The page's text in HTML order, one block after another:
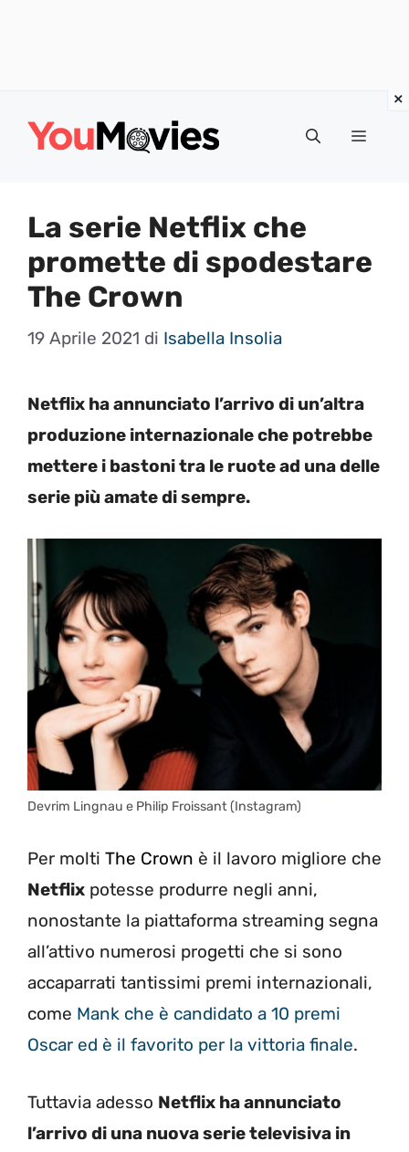
Menu
La serie Netflix che
promette di spodestare
The Crown
19 Aprile 2021 di Isabella Insolia
Netflix ha annunciato l’arrivo di un’altra
produzione internazionale che potrebbe
mettere i bastoni tra le ruote ad una delle
serie più amate di sempre.
Devrim Lingnau e Philip Froissant (Instagram)
Per molti The Crown è il lavoro migliore che
Netflix potesse produrre negli anni,
nonostante la piattaforma streaming segna
all’attivo numerosi progetti che si sono
accaparrati tantissimi premi internazionali,
come Mank che è candidato a 10 premi
Oscar ed è il favorito per la vittoria finale.
Tuttavia adesso Netflix ha annunciato
l’arrivo di una nuova serie televisiva in